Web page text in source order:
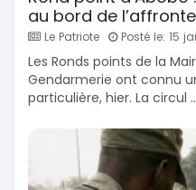
au bord de
Le Patriote Posté le: 15
Les Ronds points de la
Gendarmerie ont connu
particulière, hier. La circul